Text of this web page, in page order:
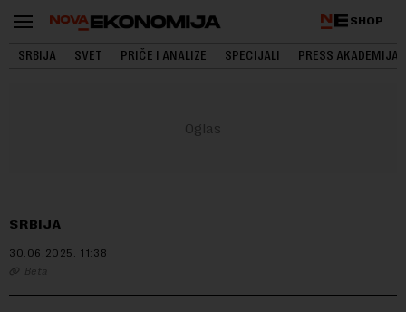
SHOP
SRBIJA SVET PRIČE I ANALIZE SPECIJALI PRESS AKADEMIJA
SRBIJA
30.06.2025. 11:38
Beta